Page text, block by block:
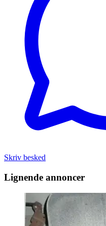
Skriv besked
Lignende annoncer